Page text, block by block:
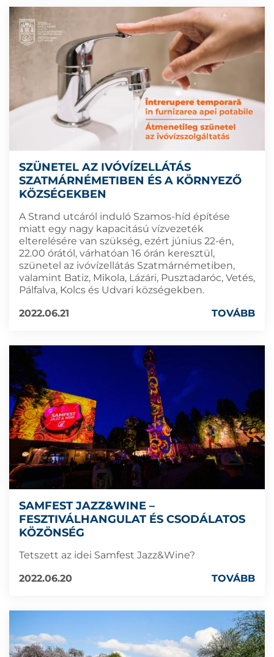
SZÜNETEL AZ IVÓVÍZELLÁTÁS
SZATMÁRNÉMETIBEN ÉS A KÖRNYEZŐ
KÖZSÉGEKBEN
A Strand utcáról induló Szamos-híd építése
miatt egy nagy kapacitású vízvezeték
elterelésére van szükség, ezért június 22-én,
22.00 órától, várhatóan 16 órán keresztül,
szünetel az ivóvízellátás Szatmárnémetiben,
valamint Batiz, Mikola, Lázári, Pusztadaróc, Vetés,
Pálfalva, Kolcs és Udvari községekben.
2022.06.21
TOVÁBB
SAMFEST JAZZ&WINE –
FESZTIVÁLHANGULAT ÉS CSODÁLATOS
KÖZÖNSÉG
Tetszett az idei Samfest Jazz&Wine?
2022.06.20
TOVÁBB